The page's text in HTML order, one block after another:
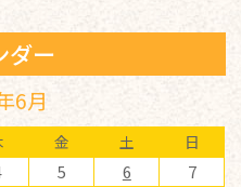
ダー
6月
金 土 日
5 6
7